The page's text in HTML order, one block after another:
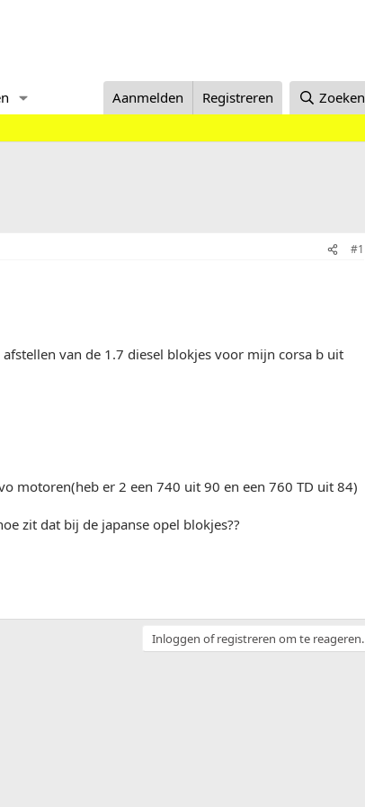
Aanmelden Registreren Zoeken
#1
van de 1.7 diesel blokjes voor mijn corsa b uit
motoren(heb er 2 een 740 uit 90 en een 760 TD uit 84)
zit dat bij de japanse opel blokjes??
Inloggen of registreren om te reageren.